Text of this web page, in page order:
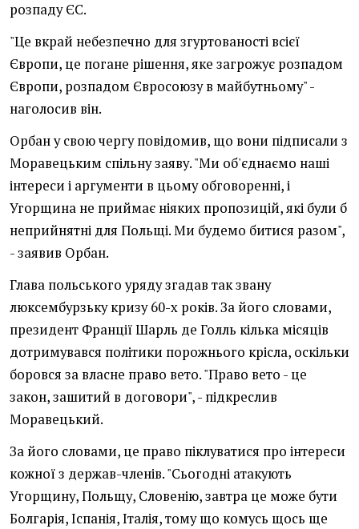
розпаду ЄС.
"Це вкрай небезпечно для згуртованості всієї
Європи, це погане рішення, яке загрожує розпадом
Європи, розпадом Євросоюзу в майбутньому" -
наголосив він.
Орбан у свою чергу повідомив, що вони підписали з
Моравецьким спільну заяву. "Ми об'єднаємо наші
інтереси і аргументи в цьому обговоренні, і
Угорщина не приймає ніяких пропозицій, які були б
неприйнятні для Польщі. Ми будемо битися разом",
- заявив Орбан.
Глава польського уряду згадав так звану
люксембурзьку кризу 60-х років. За його словами,
президент Франції Шарль де Голль кілька місяців
дотримувався політики порожнього крісла, оскільки
боровся за власне право вето. "Право вето - це
закон, зашитий в договори", - підкреслив
Моравецький.
За його словами, це право піклуватися про інтереси
кожної з держав-членів. "Сьогодні атакують
Угорщину, Польщу, Словенію, завтра це може бути
Болгарія, Іспанія, Італія, тому що комусь щось ще